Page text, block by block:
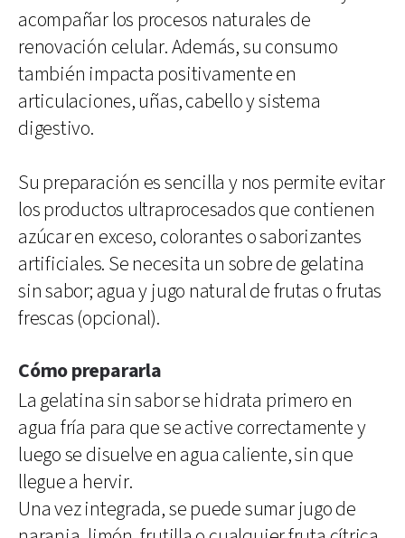
acompañar los procesos naturales de
renovación celular. Además, su consumo
también impacta positivamente en
articulaciones, uñas, cabello y sistema
digestivo.
Su preparación es sencilla y nos permite evitar
los productos ultraprocesados que contienen
azúcar en exceso, colorantes o saborizantes
artificiales. Se necesita un sobre de gelatina
sin sabor; agua y jugo natural de frutas o frutas
frescas (opcional).
Cómo prepararla
La gelatina sin sabor se hidrata primero en
agua fría para que se active correctamente y
luego se disuelve en agua caliente, sin que
llegue a hervir.
Una vez integrada, se puede sumar jugo de